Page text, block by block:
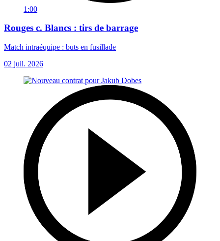
1:00
Rouges c. Blancs : tirs de barrage
Match intraéquipe : buts en fusillade
02 juil. 2026